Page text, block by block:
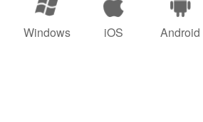
Windows iOS Android